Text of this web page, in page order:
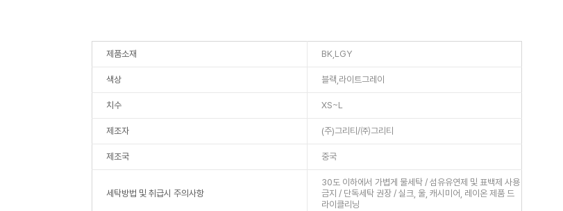
제품소재 BK,LGY
색상 블랙,라이트그레이
치수 XS~L
제조자 (주)그리티/㈜그리티
제조국 중국
세탁방법 및 취급시 주의사항
30도 이하에서 가볍게 물세탁 / 섬유유연제 및 표백제 사용
금지 / 단독세탁 권장 / 실크, 울, 캐시미어, 레이온 제품 드
라이클리닝